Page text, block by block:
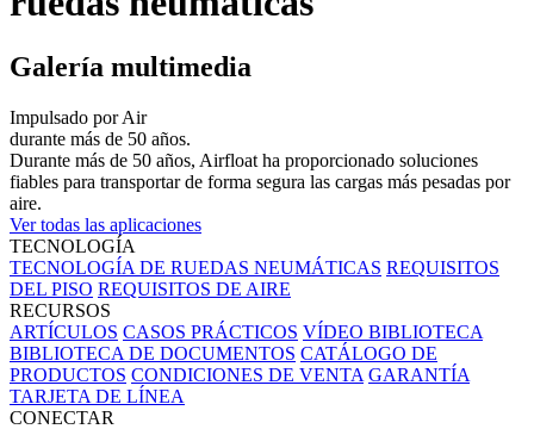
Galería multimedia
Impulsado por Air
durante más de 50 años.
Durante más de 50 años, Airfloat ha proporcionado soluciones
fiables para transportar de forma segura las cargas más pesadas por
aire.
Ver todas las aplicaciones
TECNOLOGÍA
TECNOLOGÍA DE RUEDAS NEUMÁTICAS REQUISITOS
DEL PISO REQUISITOS DE AIRE
RECURSOS
ARTÍCULOS CASOS PRÁCTICOS VÍDEO BIBLIOTECA
BIBLIOTECA DE DOCUMENTOS CATÁLOGO DE
PRODUCTOS CONDICIONES DE VENTA GARANTÍA
TARJETA DE LÍNEA
CONECTAR